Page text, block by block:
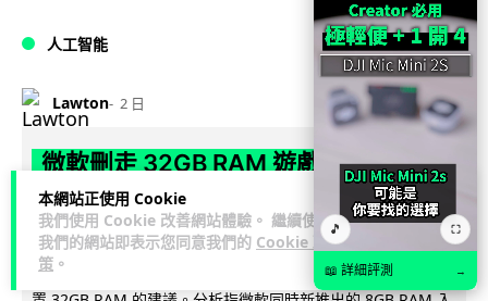
本網站正使用 Cookie
我們使用 Cookie 改善網站體驗。 繼續使用
我們的網站即表示您同意我們的 Cookie 政
策 。
人工智能
Lawton 2 日
微軟刪走 32GB RAM 遊戲建議 分析:
為 8GB Surface 銷售鋪路 連自家
Copilot+ 門檻也未到
Microsoft 被發現靜靜刪除官方網站上，對遊戲玩家要為電腦配
🎵 ⛶
📖 詳細評測 →